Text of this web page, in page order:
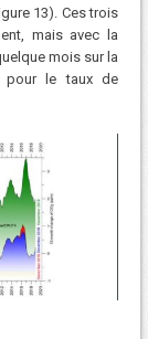
13). Ces trois
mais avec la
mois sur la
le taux de